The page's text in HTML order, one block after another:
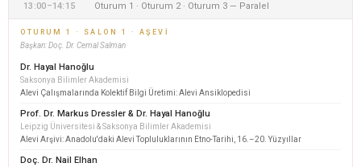
13:00–14:15 Oturum 1 · Oturum 2 · Oturum 3 — Paralel
OTURUM 1 · SALON 1 · AŞEVI
Başkan: Doç. Dr. Cemal Salman
Dr. Hayal Hanoğlu
Saksonya Bilimler Akademisi
Alevi Çalışmalarında Kolektif Bilgi Üretimi: Alevi Ansiklopedisi
Prof. Dr. Markus Dressler & Dr. Hayal Hanoğlu
Leipzig Üniversitesi & Saksonya Bilimler Akademisi
Alevi Arşivi: Anadolu'daki Alevi Topluluklarının Etno-Tarihi, 16.–20. Yüzyıllar
Doç. Dr. Nail Elhan